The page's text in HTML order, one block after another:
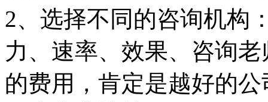
2、选择不同的咨询机构
力、速率、效果、咨询
的费用，肯定是越好的